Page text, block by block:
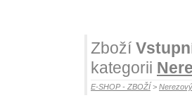
Zboží
kategorii
E-SHOP - ZBOŽÍ >